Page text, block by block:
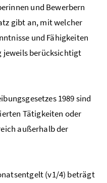
und Bewerbern
gibt an, mit welcher
und Fähigkeiten
jeweils berücksichtigt
1989 sind
Tätigkeiten oder
außerhalb der
(v1/4) beträgt